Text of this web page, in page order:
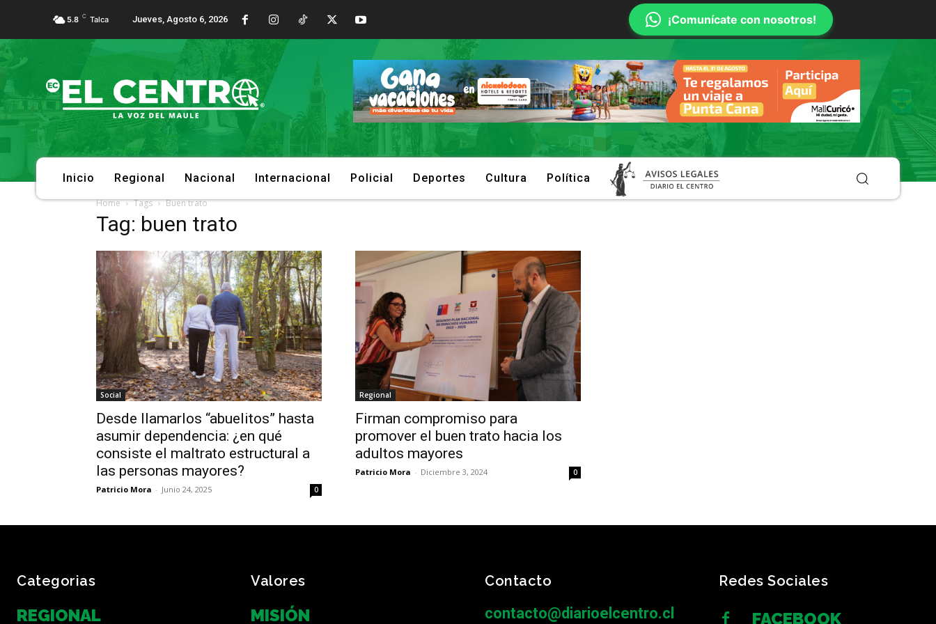
5.8 C Talca Jueves, Agosto 6, 2026 ¡Comunícate con nosotros!
Inicio Regional Nacional Internacional Policial Deportes Cultura Política
Home Tags Buen trato
Tag: buen trato
Social
Desde llamarlos “abuelitos” hasta
asumir dependencia: ¿en qué
consiste el maltrato estructural a
las personas mayores?
Patricio Mora - Junio 24, 2025 0
Regional
Firman compromiso para
promover el buen trato hacia los
adultos mayores
Patricio Mora - Diciembre 3, 2024 0
Categorias
REGIONAL
Valores
MISIÓN
Contacto
contacto@diarioelcentro.cl
Redes Sociales
FACEBOOK